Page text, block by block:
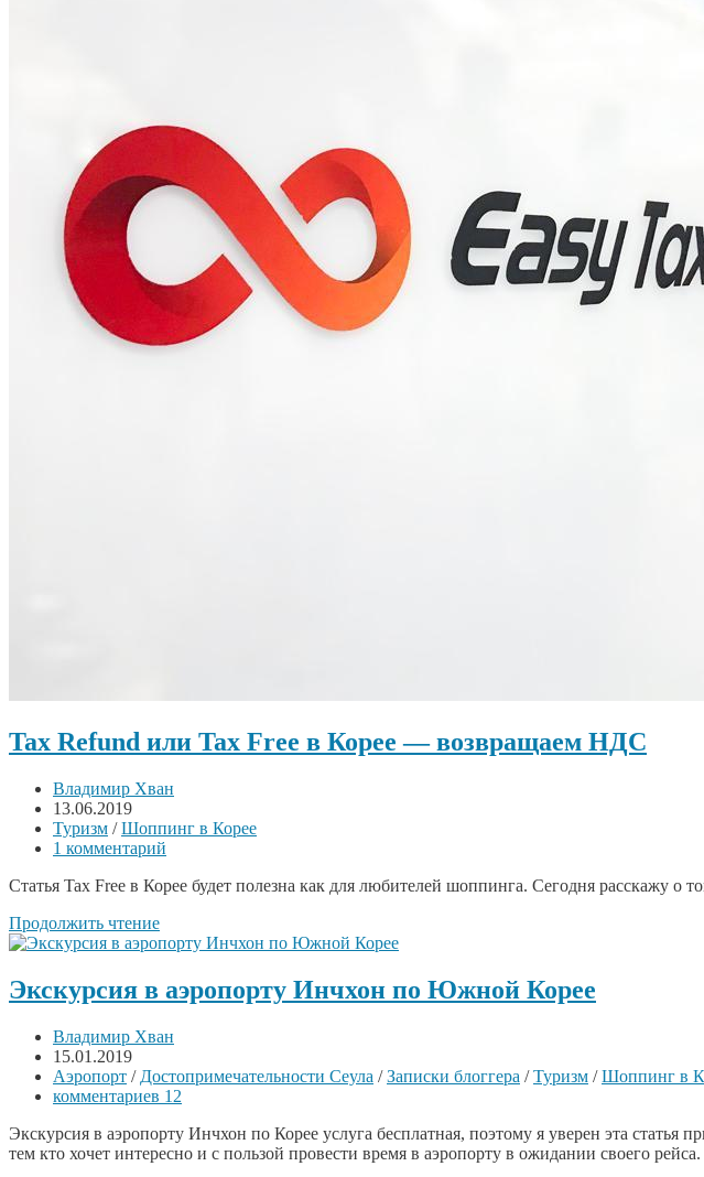
Tax Refund или Tax Free в Корее — возвращаем НДС
Владимир Хван
13.06.2019
Туризм /Шоппинг в Корее
1 комментарий
Статья Tax Free в Корее будет полезна как для любителей шоппинга. Сегодня расскажу
Продолжить чтение
Экскурсия в аэропорту Инчхон по Южной Корее
Владимир Хван
15.01.2019
Аэропорт / Достопримечательности Сеула /Записки блоггера /Туризм /Шоппинг в
комментариев 12
Экскурсия в аэропорту Инчхон по Корее услуга бесплатная, поэтому я уверен эта
тем кто хочет интересно и с пользой провести время в аэропорту в ожидании своего рейса.